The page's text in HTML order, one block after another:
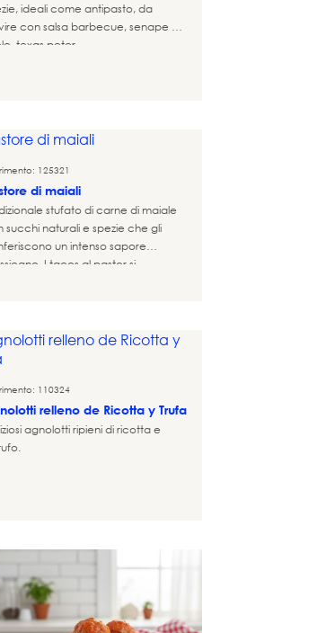
ideali come antipasto, da
con salsa barbecue, senape al
texas peter...
125321
di maiali
stufato di carne di maiale
succhi naturali e spezie che gli
un intenso sapore
I tacos al pastor si
110324
relleno de Ricotta y Trufa
agnolotti ripieni di ricotta e